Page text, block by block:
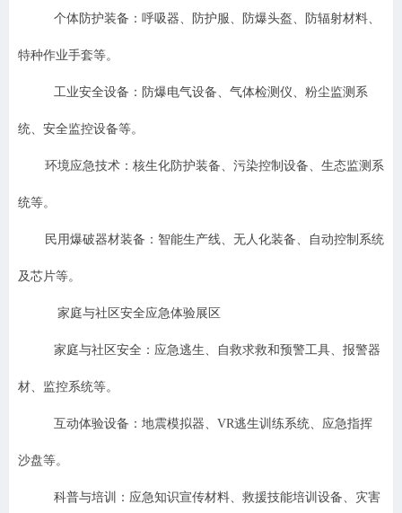
个体防护装备：呼吸器、防护服、防爆头盔、防辐射材料、
特种作业手套等。
工业安全设备：防爆电气设备、气体检测仪、粉尘监测系
统、安全监控设备等。
环境应急技术：核生化防护装备、污染控制设备、生态监测系
统等。
民用爆破器材装备：智能生产线、无人化装备、自动控制系统
及芯片等。
家庭与社区安全应急体验展区
家庭与社区安全：应急逃生、自救求救和预警工具、报警器
材、监控系统等。
互动体验设备：地震模拟器、VR逃生训练系统、应急指挥
沙盘等。
科普与培训：应急知识宣传材料、救援技能培训设备、灾害